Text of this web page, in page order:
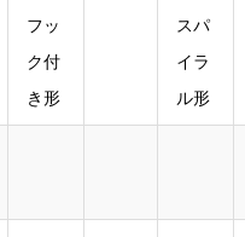
フッ
ク付
き形
スパ
イラ
ル形